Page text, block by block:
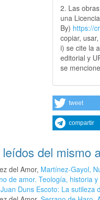
2. Las
una
By) https://
copiar,
i) se cite la
editorial y
se
tweet
compartir
del mismo
del Amor, Martínez-Gayol,
de amor. Teología, historia
Duns Escoto: La sutileza